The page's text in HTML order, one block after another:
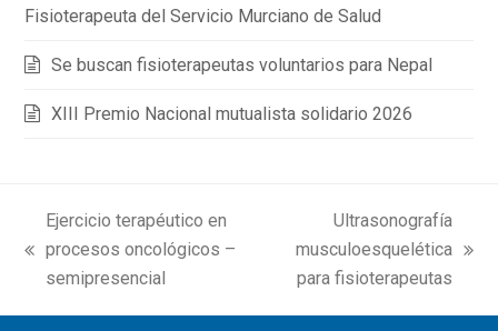
Fisioterapeuta del Servicio Murciano de Salud
Se buscan fisioterapeutas voluntarios para Nepal
XIII Premio Nacional mutualista solidario 2026
previous
post:
Ejercicio terapéutico en
procesos oncológicos –
semipresencial
next
post:
Ultrasonografía
musculoesquelética
para fisioterapeutas